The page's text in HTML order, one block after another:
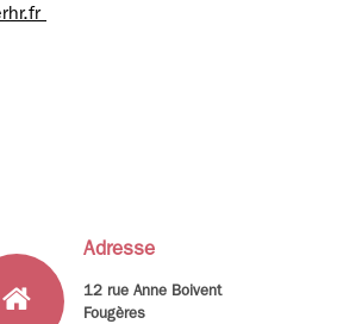
Adresse
12 rue Anne Boivent
Fougères